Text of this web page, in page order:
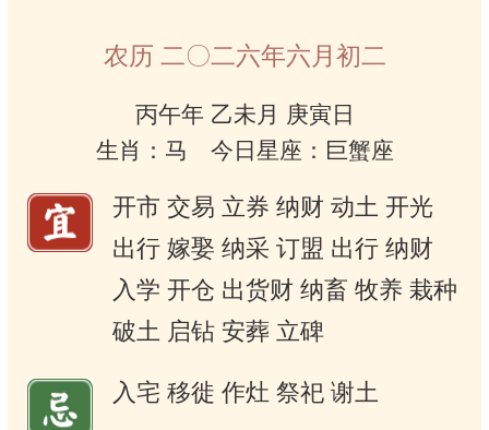
农历 二〇二六年六月初二
丙午年 乙未月 庚寅日
生肖：马 今日星座：巨蟹座
开市 交易 立券 纳财 动土 开光
出行 嫁娶 纳采 订盟 出行 纳财
入学 开仓 出货财 纳畜 牧养 栽种
破土 启钻 安葬 立碑
入宅 移徙 作灶 祭祀 谢土